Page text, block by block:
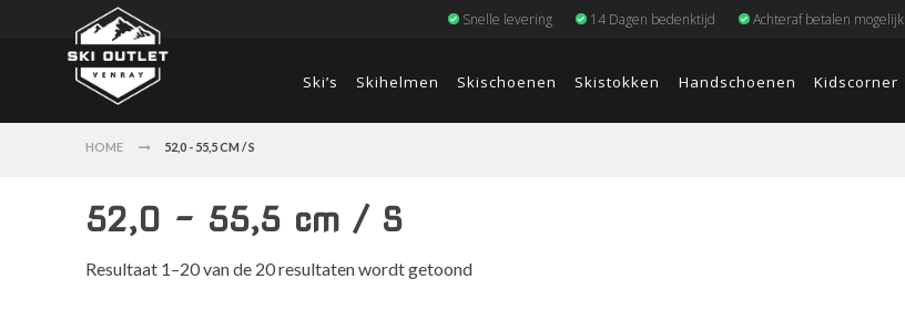
Snelle levering 14 Dagen bedenktijd Achteraf betalen mogelijk
Ski’s Skihelmen Skischoenen Skistokken Handschoenen Kidscorner
HOME 52,0 - 55,5 CM / S
52,0 - 55,5 cm / S
Resultaat 1–20 van de 20 resultaten wordt getoond